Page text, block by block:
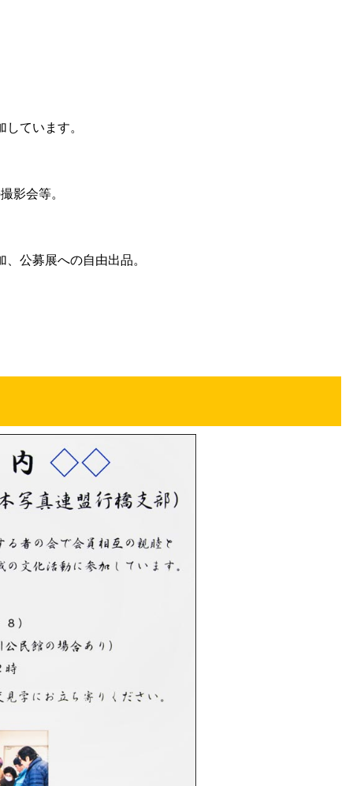
ています。
影会等。
公募展への自由出品。